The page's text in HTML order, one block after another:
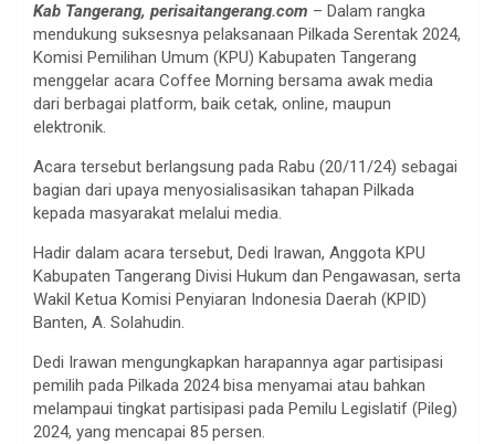
Kab Tangerang, perisaitangerang.com – Dalam rangka
mendukung suksesnya pelaksanaan Pilkada Serentak 2024,
Komisi Pemilihan Umum (KPU) Kabupaten Tangerang
menggelar acara Coffee Morning bersama awak media
dari berbagai platform, baik cetak, online, maupun
elektronik.
Acara tersebut berlangsung pada Rabu (20/11/24) sebagai
bagian dari upaya menyosialisasikan tahapan Pilkada
kepada masyarakat melalui media.
Hadir dalam acara tersebut, Dedi Irawan, Anggota KPU
Kabupaten Tangerang Divisi Hukum dan Pengawasan, serta
Wakil Ketua Komisi Penyiaran Indonesia Daerah (KPID)
Banten, A. Solahudin.
Dedi Irawan mengungkapkan harapannya agar partisipasi
pemilih pada Pilkada 2024 bisa menyamai atau bahkan
melampaui tingkat partisipasi pada Pemilu Legislatif (Pileg)
2024, yang mencapai 85 persen.